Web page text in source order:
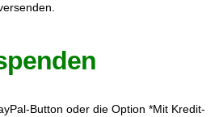
Button oder die Option *Mit Kredit-